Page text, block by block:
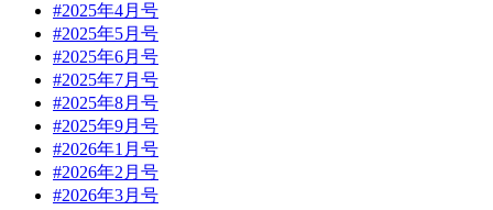
#2025年4月号
#2025年5月号
#2025年6月号
#2025年7月号
#2025年8月号
#2025年9月号
#2026年1月号
#2026年2月号
#2026年3月号